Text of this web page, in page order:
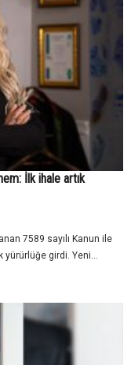
İlk ihale artık
7589 sayılı Kanun ile
girdi. Yeni...